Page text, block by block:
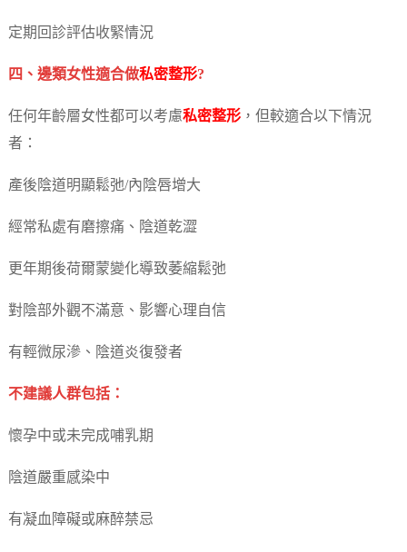
定期回診評估收緊情況
四、邊類女性適合做私密整形?
任何年齡層女性都可以考慮私密整形，但較適合以下情況
者：
產後陰道明顯鬆弛/內陰唇增大
經常私處有磨擦痛、陰道乾澀
更年期後荷爾蒙變化導致萎縮鬆弛
對陰部外觀不滿意、影響心理自信
有輕微尿滲、陰道炎復發者
不建議人群包括：
懷孕中或未完成哺乳期
陰道嚴重感染中
有凝血障礙或麻醉禁忌